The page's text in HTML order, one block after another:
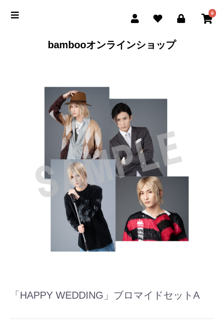
0
bambooオンラインショップ
「HAPPY WEDDING」ブロマイドセットA